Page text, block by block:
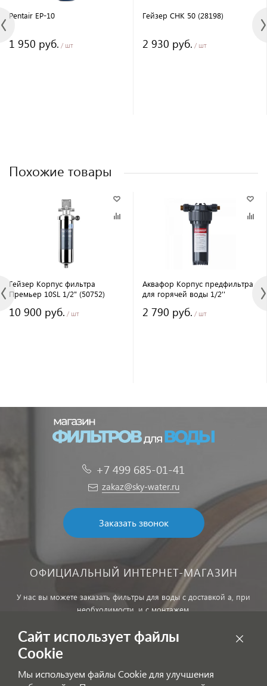
Pentair EP-10
1 950 руб. / шт
Гейзер СНК 50 (28198)
2 930 руб. / шт
Похожие товары
Гейзер Корпус фильтра
Премьер 10SL 1/2" (50752)
10 900 руб. / шт
Аквафор Корпус предфильтра
для горячей воды 1/2''
2 790 руб. / шт
+7 499 685-01-41
zakaz@sky-water.ru
Заказать звонок
ОФИЦИАЛЬНЫЙ ИНТЕРНЕТ-МАГАЗИН
У нас вы можете заказать фильтры для воды с доставкой а, при
необходимости, и с монтажем.
офертой!
Сайт использует файлы
Cookie
Мы используем файлы Cookie для улучшения